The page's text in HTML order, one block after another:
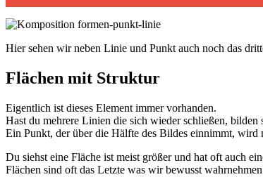
Hier sehen wir neben Linie und Punkt auch noch das
Flächen mit Struktur
Eigentlich ist dieses Element immer vorhanden.
Hast du mehrere Linien die sich wieder schließen, bilden
Ein Punkt, der über die Hälfte des Bildes einnimmt, wird
Du siehst eine Fläche ist meist größer und hat oft auch
Flächen sind oft das Letzte was wir bewusst